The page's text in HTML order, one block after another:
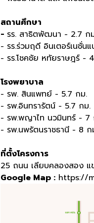
สถานศึกษา
- รร. สาธิตพัฒนา - 2.7 ก
- รร.ร่วมฤดี อินเตอร์เนชั่
- รร.โชคชัย หทัยราษฎร์ -
โรงพยาบาล
- รพ. สินแพทย์ - 5.7 กม.
- รพ.อินทรารัตน์ - 5.7 กม.
- รพ.พญาไท นวมินทร์ - 7
- รพ.นพรัตนราชธานี - 8 ก
ที่ตั้งโครงการ
25 ถนน เลียบคลองสอง แ
Google Map : https://